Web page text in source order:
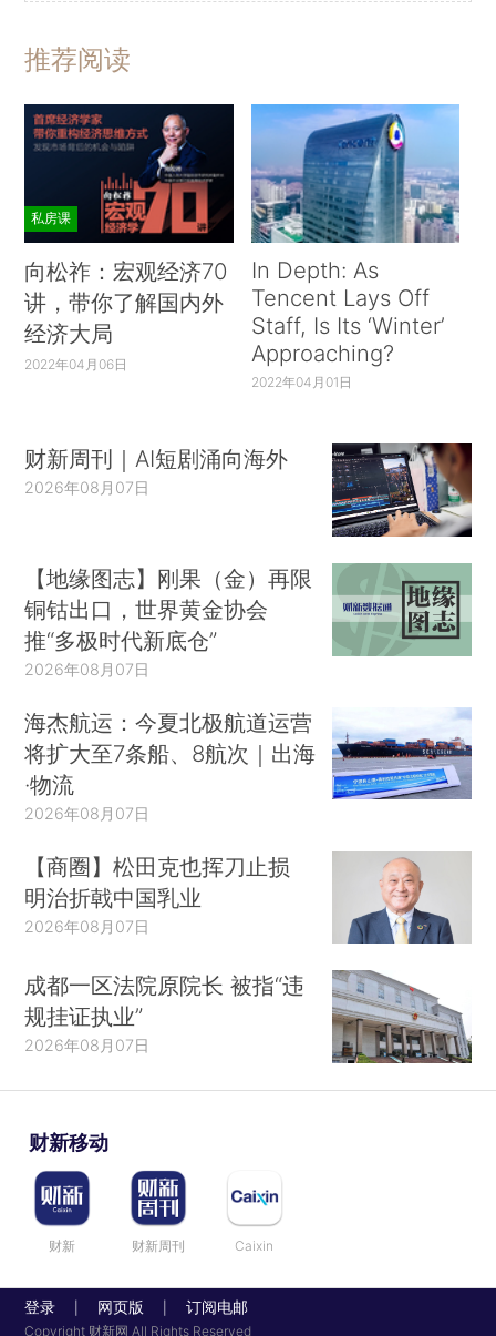
推荐阅读
私房课
向松祚：宏观经济70
讲，带你了解国内外
经济大局
2022年04月06日
In Depth: As
Tencent Lays Off
Staff, Is Its ‘Winter’
Approaching?
2022年04月01日
财新周刊｜AI短剧涌向海外
2026年08月07日
【地缘图志】刚果（金）再限
铜钴出口，世界黄金协会
推“多极时代新底仓”
2026年08月07日
海杰航运：今夏北极航道运营
将扩大至7条船、8航次｜出海
·物流
2026年08月07日
【商圈】松田克也挥刀止损
明治折戟中国乳业
2026年08月07日
成都一区法院原院长 被指“违
规挂证执业”
2026年08月07日
财新移动
财新 财新周刊 Caixin
登录 网页版 订阅电邮
Copyright 财新网 All Rights Reserved